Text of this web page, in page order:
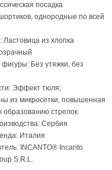
посадка
однородные по всей
Ластовица из хлопка
фигуры: Без утяжки, без
Эффект тюля;
из микросетки, повышенная
образованию стрелок
Сербия
Италия
INCANTO® Incanto
S.R.L.